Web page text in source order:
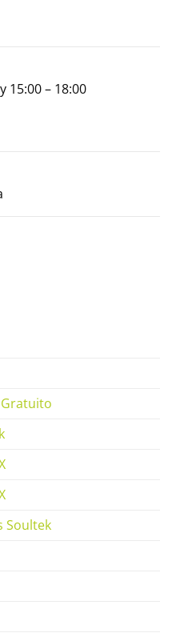
15:00 – 18:00
Soultek